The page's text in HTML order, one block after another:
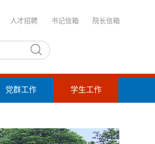
人才招聘 书记信箱 院长信箱
党群工作 学生工作